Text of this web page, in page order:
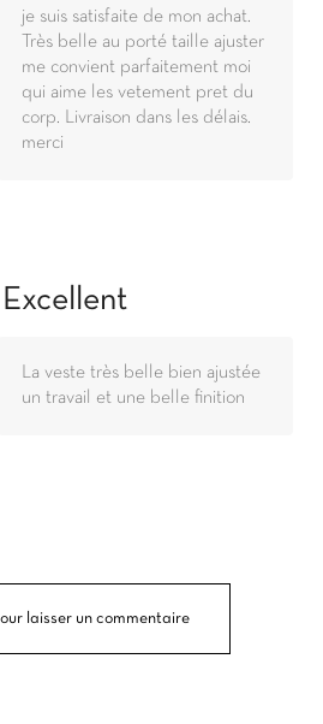
laisser un commentaire
je suis satisfaite de mon achat.
Très belle au porté taille ajuster
me convient parfaitement moi
qui aime les vetement pret du
corp. Livraison dans les délais.
merci
Excellent
La veste très belle bien ajustée
un travail et une belle finition